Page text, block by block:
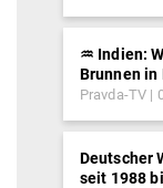
♒︎ Indien:
Brunnen in
Pravda-TV
Deutscher
seit 1988